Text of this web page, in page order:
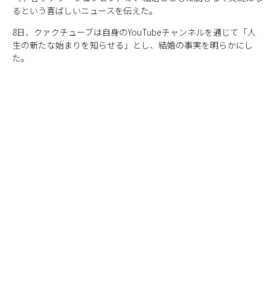
るという喜ばしいニュースを伝えた。
8日、クァクチューブは自身のYouTubeチャンネルを通じて「人
生の新たな始まりを知らせる」とし、結婚の事実を明らかにし
た。